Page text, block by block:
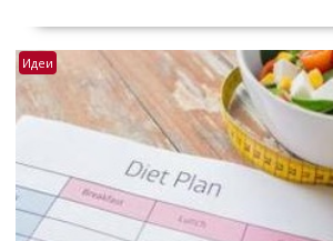
Идеи